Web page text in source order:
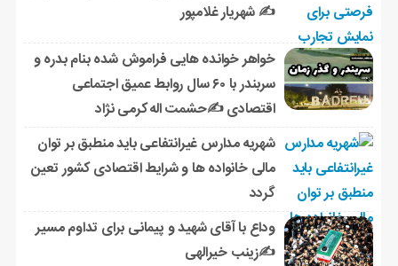
✍ شهریار غلامپور
خواهر خوانده هایی فراموش شده بنام بدره و
سربندر با ۶۰ سال روابط عمیق اجتماعی
اقتصادی ✍حشمت اله کرمی نژاد
شهریه مدارس غیرانتفاعی باید منطبق بر توان
مالی خانواده ها و شرایط اقتصادی کشور تعین
گردد
وداع با آقای شهید و پیمانی برای تداوم مسیر
✍زینب خیرالهی